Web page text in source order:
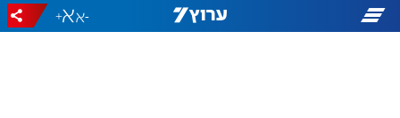
-
+